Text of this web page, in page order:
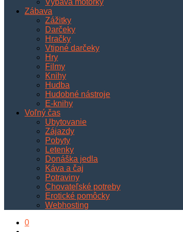
Výbava motorky
Zábava
Zážitky
Darčeky
Hračky
Vtipné darčeky
Hry
Filmy
Knihy
Hudba
Hudobné nástroje
E-knihy
Voľný čas
Ubytovanie
Zájazdy
Pobyty
Letenky
Donáška jedla
Káva a čaj
Potraviny
Chovateľské potreby
Erotické pomôcky
Webhosting
0